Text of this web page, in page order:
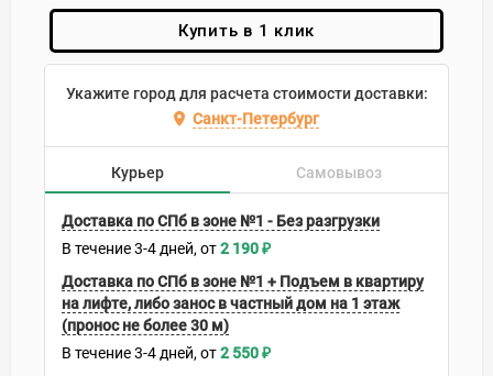
Купить в 1 клик
Укажите город для расчета стоимости доставки:
Санкт-Петербург
Курьер Самовывоз
Доставка по СПб в зоне №1 - Без разгрузки
В течение3-4 дней 2 190₽
Доставка по СПб в зоне №1 + Подъем в квартиру
на лифте, либо занос в частный дом на 1 этаж
(пронос не более 30 м)
В течение3-4 дней 2 550₽